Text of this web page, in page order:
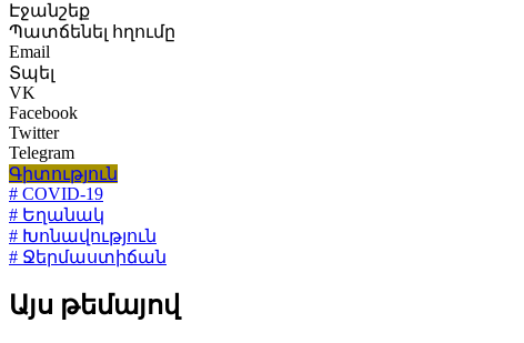
Էջանշեք
Պատճենել հղումը
Email
Տպել
VK
Facebook
Twitter
Telegram
Գիտություն
# COVID-19
# Եղանակ
# Խոնավություն
# Ջերմաստիճան
Այս թեմայով